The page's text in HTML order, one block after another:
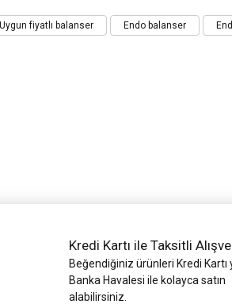
siz yapın!
Uygun fiyatlı balanser Endo balanser
Kredi Kartı ile Taksitli
Beğendiğiniz ürünleri Kredi Kartı
Banka Havalesi ile kolayca satın
alabilirsiniz.